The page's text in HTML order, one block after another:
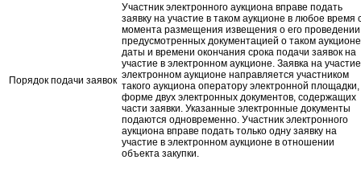
Порядок подачи заявок
Участник электронного аукциона вправе подать
заявку на участие в таком аукционе в любое время
момента размещения извещения о его
предусмотренных документацией о таком аукционе
даты и времени окончания срока подачи заявок на
участие в электронном аукционе. Заявка на
электронном аукционе направляется участником
такого аукциона оператору электронной площадки,
форме двух электронных документов, содержащих
части заявки. Указанные электронные документы
подаются одновременно. Участник электронного
аукциона вправе подать только одну заявку на
участие в электронном аукционе в отношении
объекта закупки.